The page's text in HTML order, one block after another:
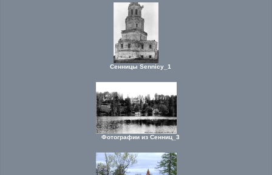
Сенницы Sennicy_1
Фотографии из Сенниц_3